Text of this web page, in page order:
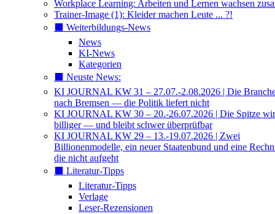
Workplace Learning: Arbeiten und Lernen wachsen
Trainer-Image (1): Kleider machen Leute ... ?!
⬛️ Weiterbildungs-News
News
KI-News
Kategorien
⬛️ Neuste News:
KI JOURNAL KW 31 – 27.07.-2.08.2026 | Die
nach Bremsen — die Politik liefert nicht
KI JOURNAL KW 30 – 20.-26.07.2026 | Die Spitze
billiger — und bleibt schwer überprüfbar
KI JOURNAL KW 29 – 13.-19.07.2026 | Zwei
Billionenmodelle, ein neuer Staatenbund und eine
die nicht aufgeht
⬛️ Literatur-Tipps
Literatur-Tipps
Verlage
Leser-Rezensionen